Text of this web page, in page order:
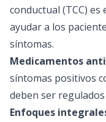
conductual (TCC)
ayudar a los
síntomas.
Medicamentos
síntomas positivos
deben ser
Enfoques